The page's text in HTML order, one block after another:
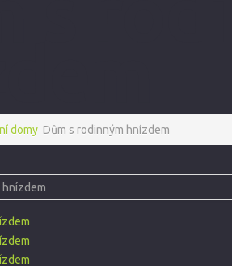
domy Dům s rodinným hnízdem